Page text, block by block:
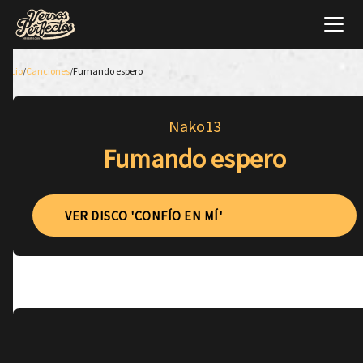
Inicio/Canciones/Fumando espero
Nako13
Fumando espero
VER DISCO 'CONFÍO EN MÍ'